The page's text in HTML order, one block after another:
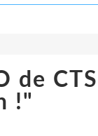
de CTS
!"